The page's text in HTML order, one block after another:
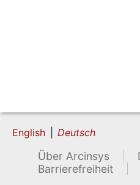
English Deutsch
Über Arcinsys
Barrierefreiheit